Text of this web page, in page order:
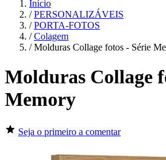
Início
/ PERSONALIZÁVEIS
/ PORTA-FOTOS
/ Colagem
/ Molduras Collage fotos - Série
Molduras Collage
Memory
Seja o primeiro a comentar